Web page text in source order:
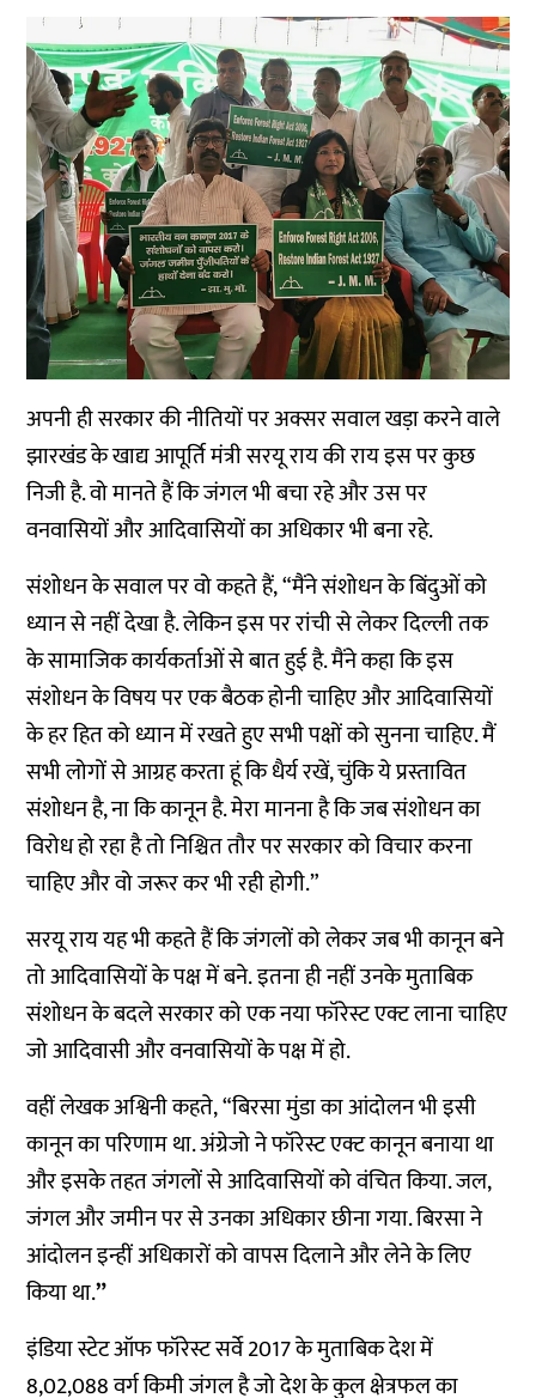
अपनी ही सरकार की नीतियों पर अक्सर सवाल खड़ा करने वाले
झारखंड के खाद्य आपूर्ति मंत्री सरयू राय की राय इस पर कुछ
निजी है. वो मानते हैं कि जंगल भी बचा रहे और उस पर
वनवासियों और आदिवासियों का अधिकार भी बना रहे.
संशोधन के सवाल पर वो कहते हैं, “मैंने संशोधन के बिंदुओं को
ध्यान से नहीं देखा है. लेकिन इस पर रांची से लेकर दिल्ली तक
के सामाजिक कार्यकर्ताओं से बात हुई है. मैंने कहा कि इस
संशोधन के विषय पर एक बैठक होनी चाहिए और आदिवासियों
के हर हित को ध्यान में रखते हुए सभी पक्षों को सुनना चाहिए. मैं
सभी लोगों से आग्रह करता हूं कि धैर्य रखें, चुंकि ये प्रस्तावित
संशोधन है, ना कि कानून है. मेरा मानना है कि जब संशोधन का
विरोध हो रहा है तो निश्चित तौर पर सरकार को विचार करना
चाहिए और वो जरूर कर भी रही होगी.”
सरयू राय यह भी कहते हैं कि जंगलों को लेकर जब भी कानून बने
तो आदिवासियों के पक्ष में बने. इतना ही नहीं उनके मुताबिक
संशोधन के बदले सरकार को एक नया फॉरेस्ट एक्ट लाना चाहिए
जो आदिवासी और वनवासियों के पक्ष में हो.
वहीं लेखक अश्विनी कहते, “बिरसा मुंडा का आंदोलन भी इसी
कानून का परिणाम था. अंग्रेजो ने फॉरेस्ट एक्ट कानून बनाया था
और इसके तहत जंगलों से आदिवासियों को वंचित किया. जल,
जंगल और जमीन पर से उनका अधिकार छीना गया. बिरसा ने
आंदोलन इन्हीं अधिकारों को वापस दिलाने और लेने के लिए
किया था.”
इंडिया स्टेट ऑफ फॉरेस्ट सर्वे 2017 के मुताबिक देश में
8,02,088 वर्ग किमी जंगल है जो देश के कुल क्षेत्रफल का